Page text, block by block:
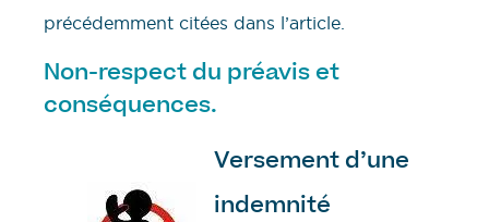
précédemment citées dans l’article.
Non-respect du préavis et
conséquences.
Versement d’une
indemnité